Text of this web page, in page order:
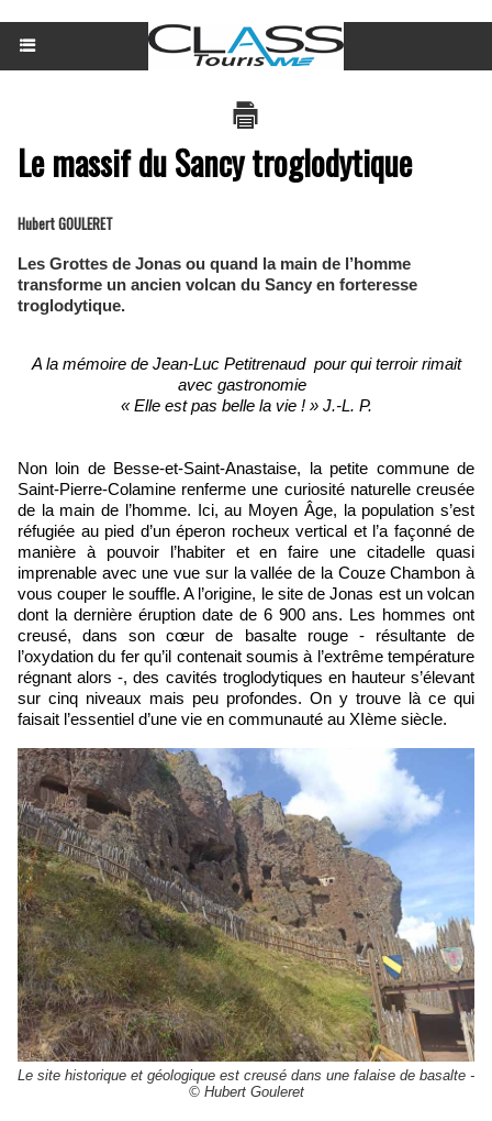
Le massif du Sancy troglodytique
Hubert GOULERET
Les Grottes de Jonas ou quand la main de l’homme
transforme un ancien volcan du Sancy en forteresse
troglodytique.
A la mémoire de Jean-Luc Petitrenaud pour qui terroir rimait
avec gastronomie
« Elle est pas belle la vie ! » J.-L. P.
Non loin de Besse-et-Saint-Anastaise, la petite commune de
Saint-Pierre-Colamine renferme une curiosité naturelle creusée
de la main de l’homme. Ici, au Moyen Âge, la population s’est
réfugiée au pied d’un éperon rocheux vertical et l’a façonné de
manière à pouvoir l’habiter et en faire une citadelle quasi
imprenable avec une vue sur la vallée de la Couze Chambon à
vous couper le souffle. A l’origine, le site de Jonas est un volcan
dont la dernière éruption date de 6 900 ans. Les hommes ont
creusé, dans son cœur de basalte rouge - résultante de
l’oxydation du fer qu’il contenait soumis à l’extrême température
régnant alors -, des cavités troglodytiques en hauteur s’élevant
sur cinq niveaux mais peu profondes. On y trouve là ce qui
faisait l’essentiel d’une vie en communauté au XIème siècle.
Le site historique et géologique est creusé dans une falaise de basalte -
© Hubert Gouleret